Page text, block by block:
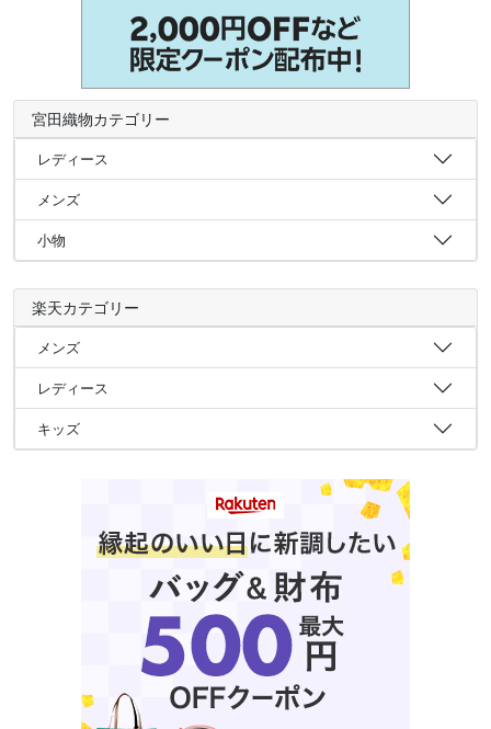
宮田織物カテゴリー
レディース
メンズ
小物
楽天カテゴリー
メンズ
レディース
キッズ